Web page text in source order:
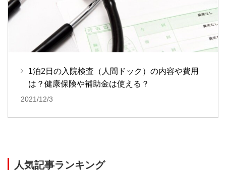
1泊2日の入院検査（人間ドック）の内容や費用
は？健康保険や補助金は使える？
2021/12/3
人気記事ランキング